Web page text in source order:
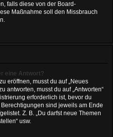
falls diese von der Board-
Maßnahme soll den Missbrauch
eine Antwort?
eröffnen, musst du auf „Neues
antworten, musst du auf „Antworten“
erforderlich ist, bevor du
sind jeweils am Ende
Z. B. „Du darfst neue Themen
usw.